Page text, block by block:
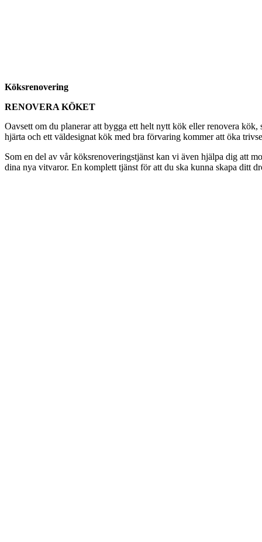
Köksrenovering
RENOVERA KÖKET
Oavsett om du planerar att bygga ett helt nytt kök eller renovera
hjärta och ett väldesignat kök med bra förvaring kommer att öka
Som en del av vår köksrenoveringstjänst kan vi även hjälpa dig att
dina nya vitvaror. En komplett tjänst för att du ska kunna skapa ditt